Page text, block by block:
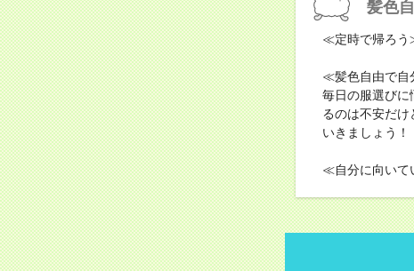
髪色
≪定時で帰ろう
≪髪色自由で自
毎日の服選び
るのは不安だ
いきましょう！
≪自分に向いて